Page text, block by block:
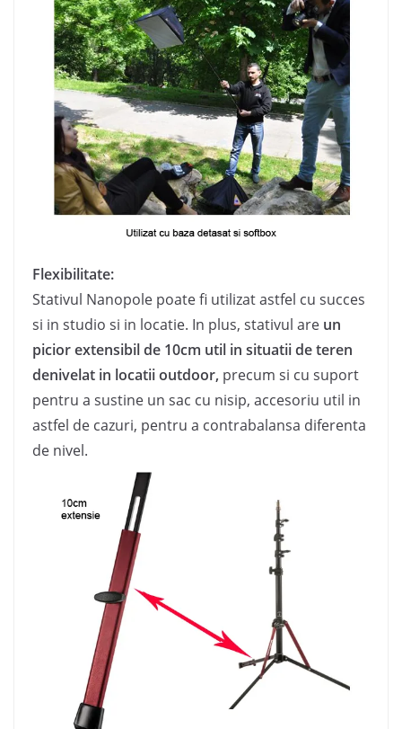
Flexibilitate:
Stativul Nanopole poate fi utilizat astfel cu succes
si in studio si in locatie. In plus, stativul are un
picior extensibil de 10cm util in situatii de teren
denivelat in locatii outdoor, precum si cu suport
pentru a sustine un sac cu nisip, accesoriu util in
astfel de cazuri, pentru a contrabalansa diferenta
de nivel.